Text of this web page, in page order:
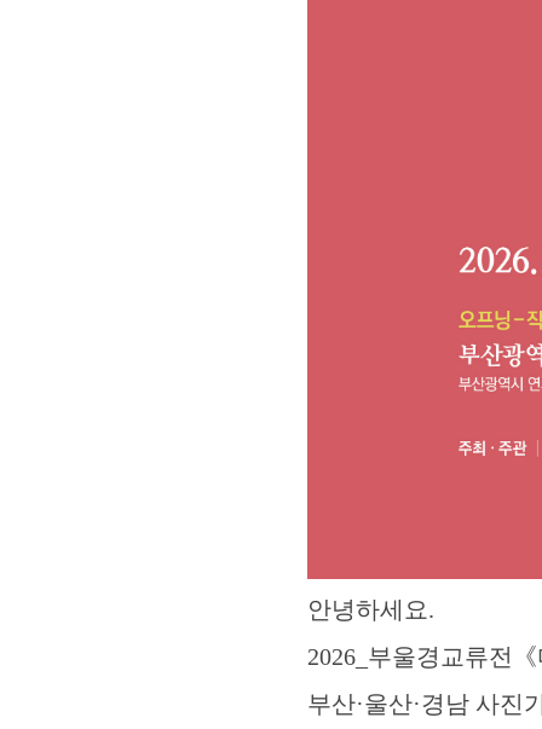
안녕하세요.
2026_ 부울경교류전 《
부산·울산·경남 사진